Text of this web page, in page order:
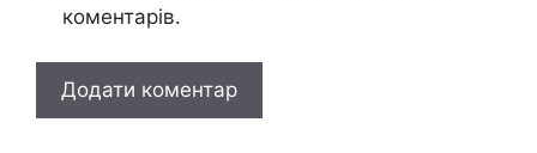
коментарів.